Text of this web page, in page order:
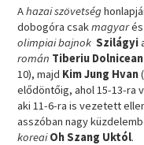
Ahazai szövetség
dobogóra csakmagyar
olimpiai bajnok Szilágyi
román Tiberiu
10), majd Kim Jung Hvan
elődöntőig, ahol 15-13-ra
aki 11-6-ra is vezetett
asszóban nagy
koreai Oh Szang Uktól.